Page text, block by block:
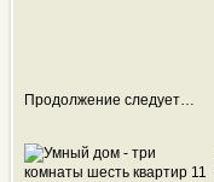
Продолжение следует…